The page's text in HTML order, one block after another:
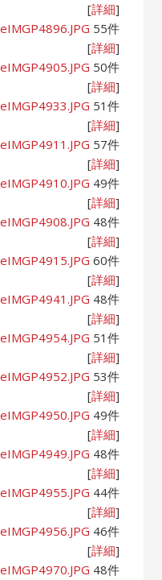
[詳細]
IMGP4896.JPG 55件
[詳細]
IMGP4905.JPG 50件
[詳細]
IMGP4933.JPG 51件
[詳細]
IMGP4911.JPG 57件
[詳細]
IMGP4910.JPG 49件
[詳細]
IMGP4908.JPG 48件
[詳細]
IMGP4915.JPG 60件
[詳細]
IMGP4941.JPG 48件
[詳細]
IMGP4954.JPG 51件
[詳細]
IMGP4952.JPG 53件
[詳細]
IMGP4950.JPG 49件
[詳細]
IMGP4949.JPG 48件
[詳細]
IMGP4955.JPG 44件
[詳細]
IMGP4956.JPG 46件
[詳細]
IMGP4970.JPG 48件